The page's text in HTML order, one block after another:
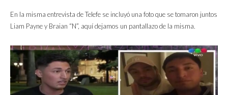
En la misma entrevista de Telefe se incluyó una foto que se tomaron juntos
Liam Payne y Braian “N”, aquí dejamos un pantallazo de la misma.